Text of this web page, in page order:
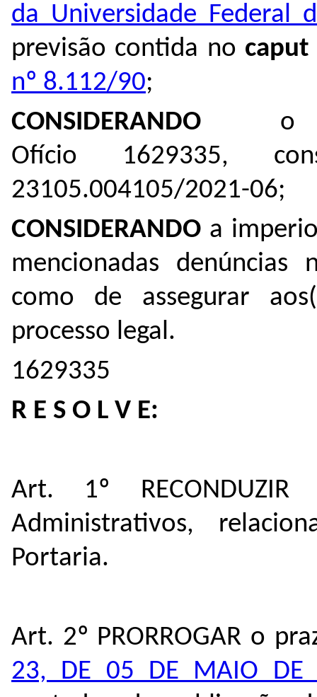
da Universidade Federal
previsão contida no caput
nº 8.112/90;
CONSIDERANDO
Ofício 1629335,
23105.004105/2021-06;
CONSIDERANDO a
mencionadas
como de assegurar
processo legal.
1629335
R E S O L V E:
Art. 1º
Administrativos,
Portaria.
Art. 2º PRORROGAR o
23, DE 05 DE MAIO